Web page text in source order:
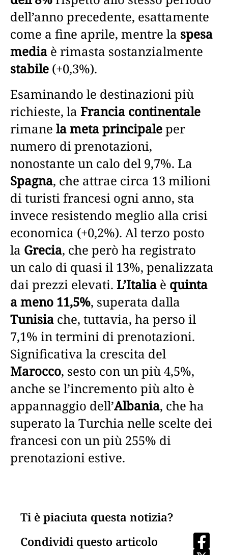
dell’anno precedente, esattamente
come a fine aprile, mentre la spesa
media è rimasta sostanzialmente
stabile (+0,3%).
Esaminando le destinazioni più
richieste, la Francia continentale
rimane la meta principaleper
numero di prenotazioni,
nonostante un calo del 9,7%. La
Spagna, che attrae circa 13 milioni
di turisti francesi ogni anno, sta
invece resistendo meglio alla crisi
economica (+0,2%). Al terzo posto
la Grecia, che però ha registrato
un calo di quasi il 13%, penalizzata
dai prezzi elevati. L’Italia è quinta
a meno 11,5%, superata dalla
Tunisia che, tuttavia, ha perso il
7,1% in termini di prenotazioni.
Significativa la crescita del
Marocco, sesto con un più 4,5%,
anche se l’incremento più alto è
appannaggio dell’Albania, che ha
superato la Turchia nelle scelte dei
francesi con un più 255% di
prenotazioni estive.
Ti è piaciuta questa notizia?
Condividi questo articolo